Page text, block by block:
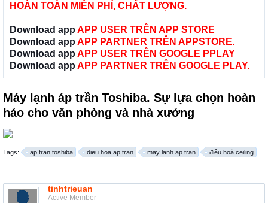
HOÀN TOÀN MIỄN PHÍ, CHẤT LƯỢNG.
Download app APP USER TRÊN APP STORE
Download app APP PARTNER TRÊN APPSTORE.
Download app APP USER TRÊN GOOGLE PPLAY
Download app APP PARTNER TRÊN GOOGLE PLAY.
Máy lạnh áp trần Toshiba. Sự lựa chọn hoàn
hảo cho văn phòng và nhà xưởng
Tags: ap tran toshiba dieu hoa ap tran may lanh ap tran điều hoà ceiling
tinhtrieuan
Active Member